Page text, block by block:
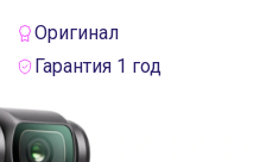
Оригинал
Гарантия 1 год